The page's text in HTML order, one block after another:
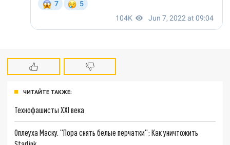
ЧИТАЙТЕ ТАКЖЕ:
Технофашисты XXI века
Оплеуха Маску. "Пора снять белые перчатки": Как уничтожить